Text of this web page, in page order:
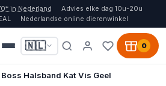
in Nederland
Advies elke dag 10u-20u
Nederlandse online dierenwinkel
🇳🇱 0
Halsband Kat Vis Geel